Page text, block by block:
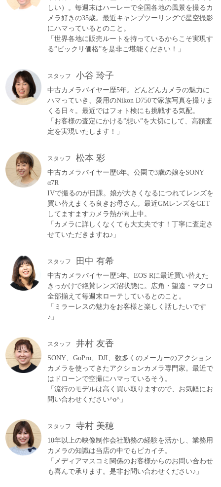
しい）。毎週末はハーレーで全国各地の風景を撮るカ
メラ好きの35歳。最近キャンプツーリングで星空撮影
にハマっているとのこと。
「世界各地に販売ルートを持っているからこそ実現す
る”ビックリ価格”を是非ご堪能ください！」
スタッフ 小谷 玲子
中古カメラバイヤー歴5年。どんどんカメラの魅力に
ハマっていき、愛用のNikon D750で家族写真を撮りま
くる日々。最近ではフォト検にも挑戦する気配。
「お客様の査定にかける”想い”を大切にして、高額査
定を実現いたします！」
スタッフ 松本 彩
中古カメラバイヤー歴6年。公園で3歳の娘をSONY
α7R
IVで撮るのが日課。娘が大きくなるにつれてレンズを
買い替えまくる良きお母さん。最近GMレンズをGET
してますますカメラ熱が向上中。
「カメラに詳しくなくても大丈夫です！丁寧に査定さ
せていただきますね♪」
スタッフ 田中 有希
中古カメラバイヤー歴5年。EOS Rに最近買い替えた
きっかけで絶賛レンズ沼状態に。広角・望遠・マクロ
全部揃えて毎週末ローテしているとのこと。
「ミラーレスの魅力をお客様と楽しく話したいです
♪」
スタッフ 井村 友香
SONY、GoPro、DJI、数多くのメーカーのアクション
カメラを使ってきたアクションカメラ専門家。最近で
はドローンで空撮にハマっているそう。
「流行のモデルは高く買い取りますので、お気軽にお
問い合わせください^o^」
スタッフ 寺村 美穂
10年以上の映像制作会社勤務の経験を活かし、業務用
カメラの知識は当店の中でもピカイチ。
「メディアマスコミ関係のお客様からのお問い合わせ
も喜んで承ります。是非お問い合わせください♪」